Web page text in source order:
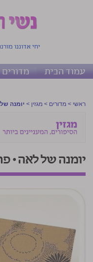
יחי אדוננו
עמוד הבית מדורים
ראשי > מדורים > מגזין > יומנה
יומנה של לאה •